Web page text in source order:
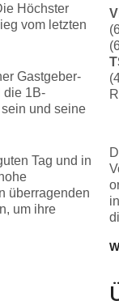
Höchster
vom letzten
Gastgeber-
die 1B-
und seine
Tag und in
überragenden
um ihre